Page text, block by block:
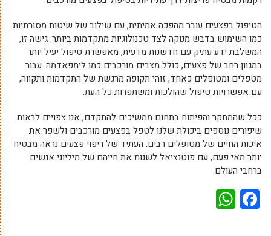
הטיפול בפצעים עובר מהפכה אמיתית, עם שילוב של שיטות מסורתיות
כמו השימוש בדבש מנוקה לצד טכנולוגיות מתקדמות ביותר. גישה זו,
המשלבת ידע עתיק עם חדשנות מדעית, מאפשרת טיפול יעיל יותר
במגוון רחב של פצעים, כולל מצבים מורכבים כמו לימפאדמה. עבור
מטפלים ומטופלים כאחד, זוהי תקופה מרגשת של התקדמות ותקווה,
עם אפשרויות טיפול שהולכות ומשתפרות כל העת.
ככל שהמחקר והפיתוח בתחום ממשיכים להתקדם, אנו צפויים לראות
שיפורים נוספים ביכולת שלנו לטפל בפצעים מורכבים ולשפר את
איכות החיים של מטופלים רבים. העתיד של ריפוי פצעים נראה מבטיח
יותר מאי פעם, עם פוטנציאל לשנות את חייהם של מיליוני אנשים
ברחבי העולם.
Facebook